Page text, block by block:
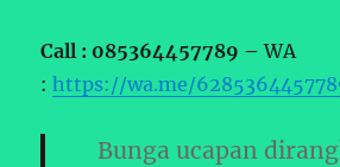
Call : 085364457789 –WA
:https://wa.me/
Bunga ucapan